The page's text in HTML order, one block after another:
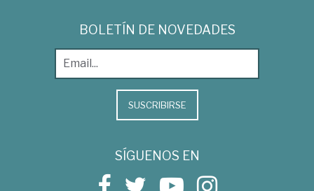
BOLETÍN DE NOVEDADES
SUSCRIBIRSE
SÍGUENOS EN